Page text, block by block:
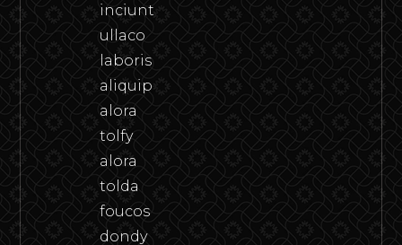
inciunt
ullaco
laboris
aliquip
alora
tolfy
alora
tolda
foucos
dondy